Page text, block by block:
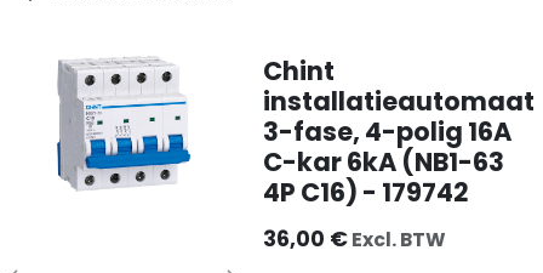
Chint
installatieautomaat
3-fase, 4-polig 16A
C-kar 6kA (NB1-63
4P C16) - 179742
36,00 €Excl. BTW